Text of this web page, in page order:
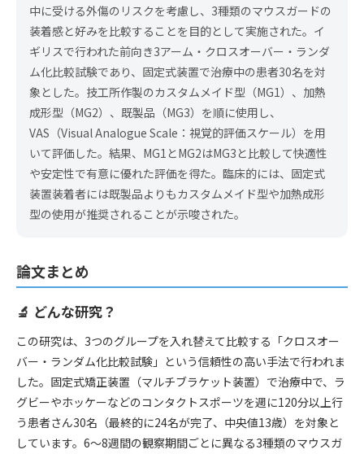
中に受ける外傷のリスクを考慮し、3種類のマウスガードの
装着感と好みを比較することを目的として実施された。イ
ギリスで行われた前向き3アーム・クロスオーバー・ランダ
ム化比較試験であり、固定式装置で治療中の患者30名を対
象とした。技工所作製のカスタムメイド型（MG1）、加熱
成形型（MG2）、既製品（MG3）を順に使用し、
VAS（Visual Analogue Scale：視覚的評価スケール）を用
いて評価した。結果、MG1とMG2はMG3と比較して快適性
や安定性で有意に優れた評価を得た。臨床的には、固定式
装置装着者には既製品よりもカスタムメイド型や加熱成形
型の使用が推奨されることが示唆された。
論文まとめ
🔬 どんな研究？
この研究は、3つのグループを入れ替えて比較する「クロスオー
バー・ランダム化比較試験」という信頼性の高い手法で行われま
した。固定式矯正装置（マルチブラケット装置）で治療中で、ラ
グビーやホッケーなどのコンタクトスポーツを週に120分以上行
う患者さん30名（最終的に24名が完了、中央値13歳）を対象と
しています。6〜8週間の観察期間ごとに異なる3種類のマウスガ